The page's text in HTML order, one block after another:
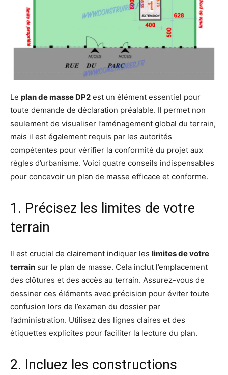
Le plan de masse DP2 est un élément essentiel pour
toute demande de déclaration préalable. Il permet non
seulement de visualiser l’aménagement global du terrain,
mais il est également requis par les autorités
compétentes pour vérifier la conformité du projet aux
règles d’urbanisme. Voici quatre conseils indispensables
pour concevoir un plan de masse efficace et conforme.
1. Précisez les limites de votre
terrain
Il est crucial de clairement indiquer les limites de votre
terrain sur le plan de masse. Cela inclut l’emplacement
des clôtures et des accès au terrain. Assurez-vous de
dessiner ces éléments avec précision pour éviter toute
confusion lors de l’examen du dossier par
l’administration. Utilisez des lignes claires et des
étiquettes explicites pour faciliter la lecture du plan.
2. Incluez les constructions